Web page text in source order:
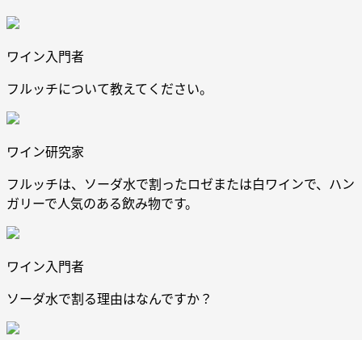
ワイン入門者
フルッチについて教えてください。
ワイン研究家
フルッチは、ソーダ水で割ったロゼまたは白ワインで、ハン
ガリーで人気のある飲み物です。
ワイン入門者
ソーダ水で割る理由はなんですか？